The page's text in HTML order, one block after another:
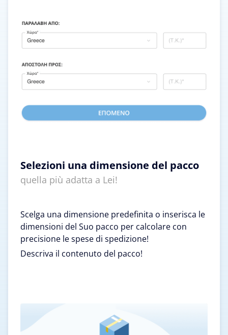
Selezioni una dimensione del pacco
quella più adatta a Lei!
Scelga una dimensione predefinita o inserisca le
dimensioni del Suo pacco per calcolare con
precisione le spese di spedizione!
Descriva il contenuto del pacco!